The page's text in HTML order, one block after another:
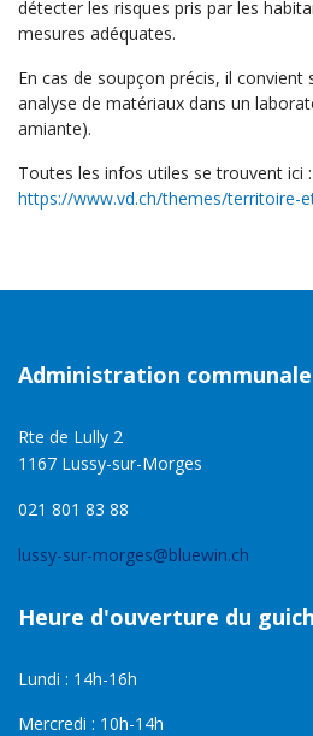
détecter les risques pris par les
mesures adéquates.
En cas de soupçon précis, il
analyse de matériaux dans un
amiante).
Toutes les infos utiles se trouvent ici :
https://www.vd.ch/themes/territoire-
Administration communale
Rte de Lully 2
1167 Lussy-sur-Morges
021 801 83 88
lussy-sur-morges@bluewin.ch
Heure d'ouverture du
Lundi : 14h-16h
Mercredi : 10h-14h